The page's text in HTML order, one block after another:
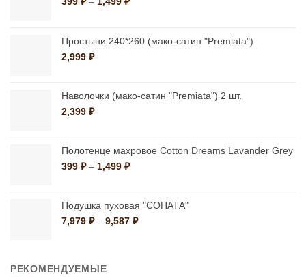
странице
–
Простыни 240*260 (мако-сатин "Premiata")
2,999 ₽
Наволочки (мако-сатин "Premiata") 2 шт.
2,399 ₽
Полотенце махровое Cotton Dreams Lavander Grey
399 ₽ – 1,499 ₽Диапазон
–
1,499 ₽
Подушка пуховая "СОНАТА"
7,979 ₽ – 9,587 ₽Диапазон
РЕКОМЕНДУЕМЫЕ